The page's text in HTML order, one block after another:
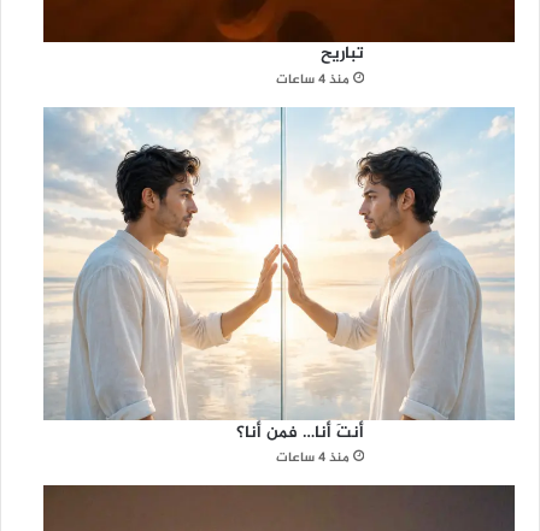
تباريح
منذ 4 ساعات
أنتَ أنا… فمن أنا؟
منذ 4 ساعات